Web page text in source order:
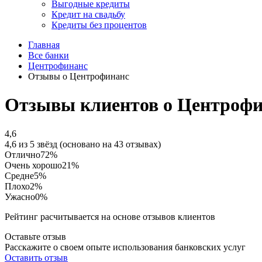
Выгодные кредиты
Кредит на свадьбу
Кредиты без процентов
Главная
Все банки
Центрофинанс
Отзывы о Центрофинанс
Отзывы клиентов о
4,6
4,6 из 5 звёзд (основано на 43 отзывах)
Отлично72%
Очень хорошо21%
Средне5%
Плохо2%
Ужасно0%
Рейтинг расчитывается на основе отзывов клиентов
Оставьте отзыв
Расскажите о своем опыте использования банковских услуг
Оставить отзыв